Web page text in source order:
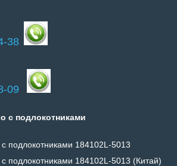
38
09
с подлокотниками
с подлокотниками 184102L-5013
с подлокотниками 184102L-5013 (Китай)